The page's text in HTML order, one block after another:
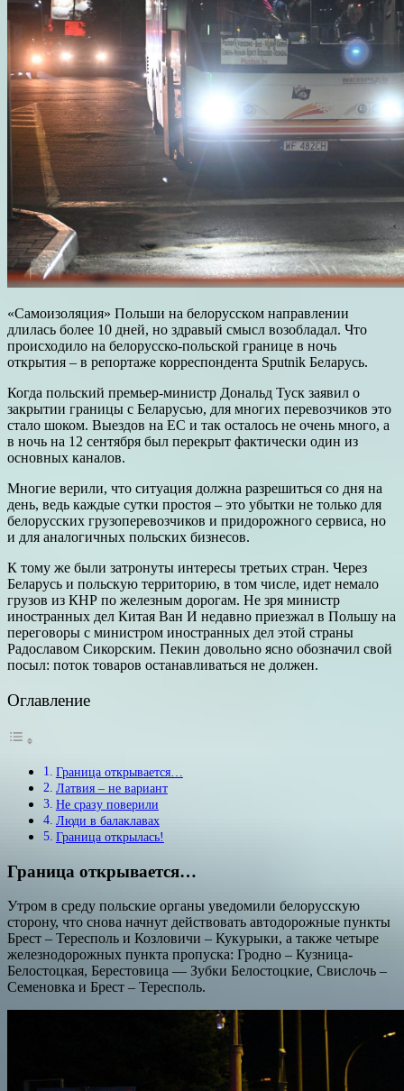
«Самоизоляция» Польши на белорусском направлении
длилась более 10 дней, но здравый смысл возобладал. Что
происходило на белорусско-польской границе в ночь
открытия – в репортаже корреспондента Sputnik Беларусь.
Когда польский премьер-министр Дональд Туск заявил о
закрытии границы с Беларусью, для многих перевозчиков это
стало шоком. Выездов на ЕС и так осталось не очень много, а
в ночь на 12 сентября был перекрыт фактически один из
основных каналов.
Многие верили, что ситуация должна разрешиться со дня на
день, ведь каждые сутки простоя – это убытки не только для
белорусских грузоперевозчиков и придорожного сервиса, но
и для аналогичных польских бизнесов.
К тому же были затронуты интересы третьих стран. Через
Беларусь и польскую территорию, в том числе, идет немало
грузов из КНР по железным дорогам. Не зря министр
иностранных дел Китая Ван И недавно приезжал в Польшу на
переговоры с министром иностранных дел этой страны
Радославом Сикорским. Пекин довольно ясно обозначил свой
посыл: поток товаров останавливаться не должен.
Оглавление
Граница открывается…
Латвия – не вариант
Не сразу поверили
Люди в балаклавах
Граница открылась!
Граница открывается…
Утром в среду польские органы уведомили белорусскую
сторону, что снова начнут действовать автодорожные пункты
Брест – Тересполь и Козловичи – Кукурыки, а также четыре
железнодорожных пункта пропуска: Гродно – Кузница-
Белостоцкая, Берестовица — Зубки Белостоцкие, Свислочь –
Семеновка и Брест – Тересполь.